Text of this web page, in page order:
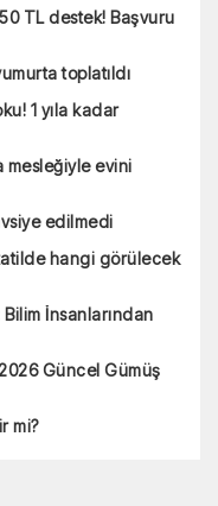
TL destek! Başvuru
toplatıldı
1 yıla kadar
mesleğiyle evini
edilmedi
hangi görülecek
Bilim İnsanlarından
Güncel Gümüş
mi?